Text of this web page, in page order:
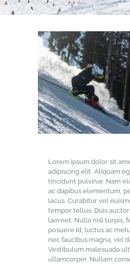
Lorem ipsum dolor sit
adipiscing elit. Aliquam
tincidunt pulvinar. Nam
ac dapibus elementum,
lacus. Curabitur vel
tempor tellus. Duis
laoreet. Nulla nisl turpis,
posuere id, luctus ac
nec faucibus magna, vel
Vestibulum malesuada
ullamcorper. Nullam